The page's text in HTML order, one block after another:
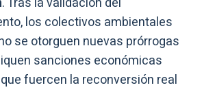
los colectivos ambientales
se otorguen nuevas prórrogas
sanciones económicas
fuercen la reconversión real